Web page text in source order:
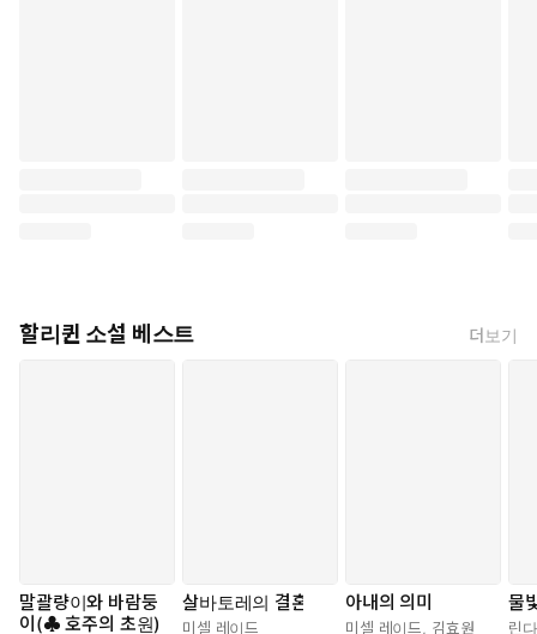
할리퀸 소설 베스트 더보기
말괄량이와 바람둥
이(♣ 호주의 초원)
살바토레의 결혼
미셀 레이드
아내의 의미
미셀 레이드, 김효원
물
린